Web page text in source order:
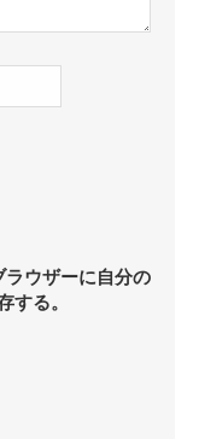
ウザーに自分の
する。